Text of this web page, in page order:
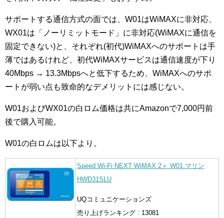
サポートする通信方式の面では、W01はWiMAXに非対応、
WX01は「ノーリミットモード」に非対応(WiMAXに通信を
固定できない)と、それぞれ(初代)WiMAXへのサポートは手
薄ではあるけれど、初代WiMAXサービスは通信速度が下り
40Mbps → 13.3Mbpsへと低下するため、WiMAXへのサポ
ートが弱い点も致命的なデメリットには感じない。
W01およびWX01の白ロム価格は共にAmazonで7,000円前
後で購入可能。
W01の白ロムは以下より。
Speed Wi-Fi NEXT WiMAX 2＋ W01 マリン
HWD31SLU
UQコミュニケーションズ
売り上げランキング : 13081